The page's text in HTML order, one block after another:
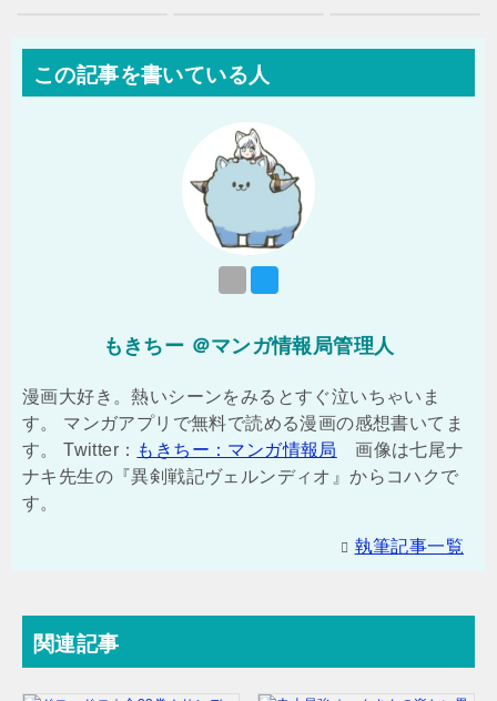
この記事を書いている人
もきちー ＠マンガ情報局管理人
漫画大好き。熱いシーンをみるとすぐ泣いちゃいま
す。 マンガアプリで無料で読める漫画の感想書いてま
す。 Twitter： もきちー：マンガ情報局
画像は七尾ナ
ナキ先生の『異剣戦記ヴェルンディオ』からコハクで
す。
執筆記事一覧
関連記事